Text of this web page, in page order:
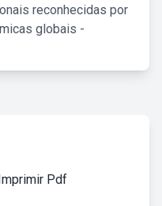
reconhecidas por
globais -
Pdf